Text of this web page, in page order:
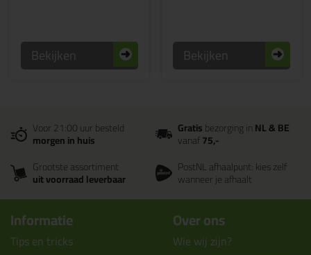
Bekijken Bekijken
Voor 21:00 uur besteld
morgen in huis
Gratisbezorging inNL & BE
vanaf75,-
Grootste assortiment
uit voorraad leverbaar
PostNL afhaalpunt: kies zelf
wanneer je afhaalt
Informatie
Tips en tricks
Over ons
Wie wij zijn?